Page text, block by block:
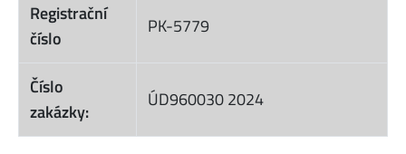
Registrační
číslo
PK-5779
Číslo
zakázky:
ÚD960030 2024